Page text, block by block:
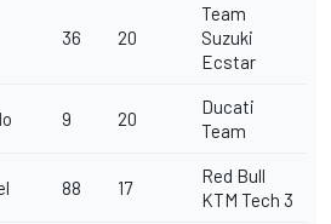
36 20
Team
Suzuki
Ecstar
9 20
Ducati
Team
88 17
Red Bull
KTM Tech 3